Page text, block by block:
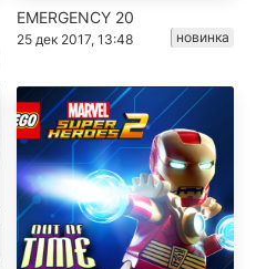
EMERGENCY 20
25 дек 2017, 13:48 новинка